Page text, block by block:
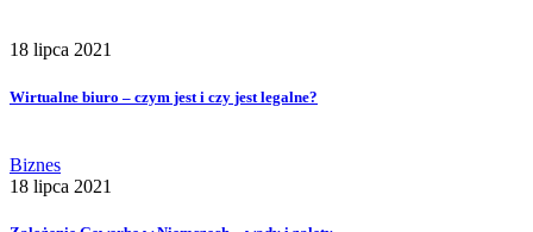
18 lipca 2021
Wirtualne biuro – czym jest i czy jest legalne?
Biznes
18 lipca 2021